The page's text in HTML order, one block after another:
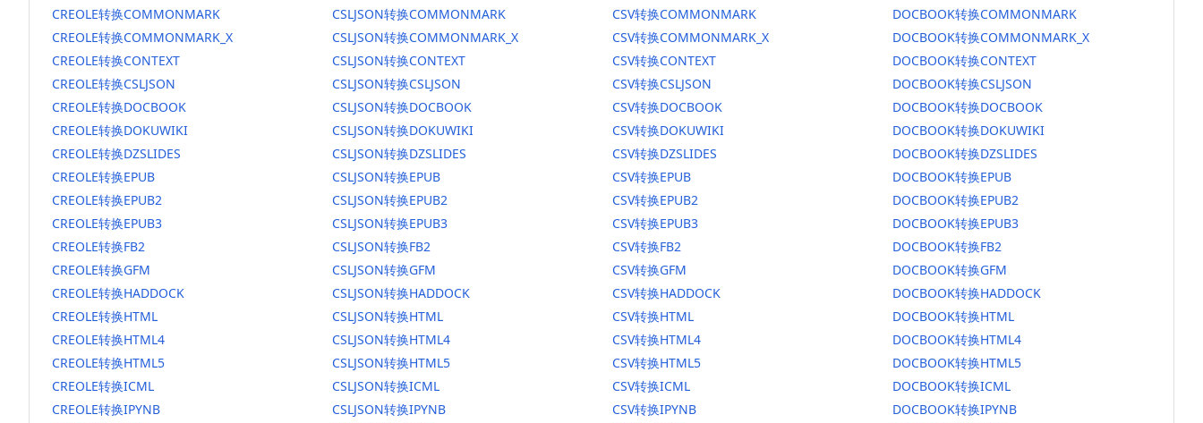
CREOLE转换COMMONMARK
CREOLE转换COMMONMARK_X
CREOLE转换CONTEXT
CREOLE转换CSLJSON
CREOLE转换DOCBOOK
CREOLE转换DOKUWIKI
CREOLE转换DZSLIDES
CREOLE转换EPUB
CREOLE转换EPUB2
CREOLE转换EPUB3
CREOLE转换FB2
CREOLE转换GFM
CREOLE转换HADDOCK
CREOLE转换HTML
CREOLE转换HTML4
CREOLE转换HTML5
CREOLE转换ICML
CREOLE转换IPYNB
CSLJSON转换COMMONMARK
CSLJSON转换COMMONMARK_X
CSLJSON转换CONTEXT
CSLJSON转换CSLJSON
CSLJSON转换DOCBOOK
CSLJSON转换DOKUWIKI
CSLJSON转换DZSLIDES
CSLJSON转换EPUB
CSLJSON转换EPUB2
CSLJSON转换EPUB3
CSLJSON转换FB2
CSLJSON转换GFM
CSLJSON转换HADDOCK
CSLJSON转换HTML
CSLJSON转换HTML4
CSLJSON转换HTML5
CSLJSON转换ICML
CSLJSON转换IPYNB
CSV转换COMMONMARK
CSV转换COMMONMARK_X
CSV转换CONTEXT
CSV转换CSLJSON
CSV转换DOCBOOK
CSV转换DOKUWIKI
CSV转换DZSLIDES
CSV转换EPUB
CSV转换EPUB2
CSV转换EPUB3
CSV转换FB2
CSV转换GFM
CSV转换HADDOCK
CSV转换HTML
CSV转换HTML4
CSV转换HTML5
CSV转换ICML
CSV转换IPYNB
DOCBOOK转换COMMONMARK
DOCBOOK转换COMMONMARK_X
DOCBOOK转换CONTEXT
DOCBOOK转换CSLJSON
DOCBOOK转换DOCBOOK
DOCBOOK转换DOKUWIKI
DOCBOOK转换DZSLIDES
DOCBOOK转换EPUB
DOCBOOK转换EPUB2
DOCBOOK转换EPUB3
DOCBOOK转换FB2
DOCBOOK转换GFM
DOCBOOK转换HADDOCK
DOCBOOK转换HTML
DOCBOOK转换HTML4
DOCBOOK转换HTML5
DOCBOOK转换ICML
DOCBOOK转换IPYNB